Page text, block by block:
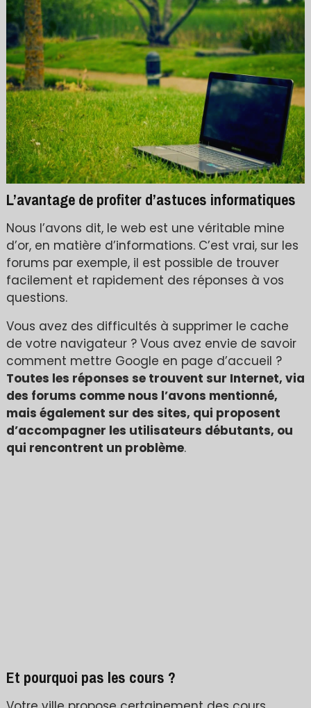
L’avantage de profiter d’astuces informatiques
Nous l’avons dit, le web est une véritable mine
d’or, en matière d’informations. C’est vrai, sur les
forums par exemple, il est possible de trouver
facilement et rapidement des réponses à vos
questions.
Vous avez des difficultés à supprimer le cache
de votre navigateur ? Vous avez envie de savoir
comment mettre Google en page d’accueil ?
Toutes les réponses se trouvent sur Internet, via
des forums comme nous l’avons mentionné,
mais également sur des sites, qui proposent
d’accompagner les utilisateurs débutants, ou
qui rencontrent un problème.
Et pourquoi pas les cours ?